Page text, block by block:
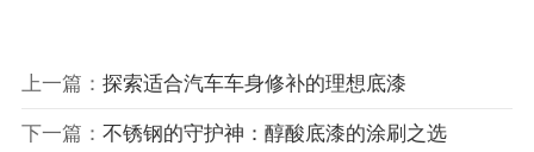
上一篇： 探索适合汽车车身修补的理想底漆
下一篇： 不锈钢的守护神：醇酸底漆的涂刷之选